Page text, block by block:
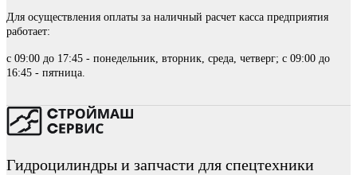
Для осуществления оплаты за наличный расчет касса предприятия
работает:
с 09:00 до 17:45 - понедельник, вторник, среда, четверг; с 09:00 до
16:45 - пятница.
Гидроцилиндры и запчасти для спецтехники